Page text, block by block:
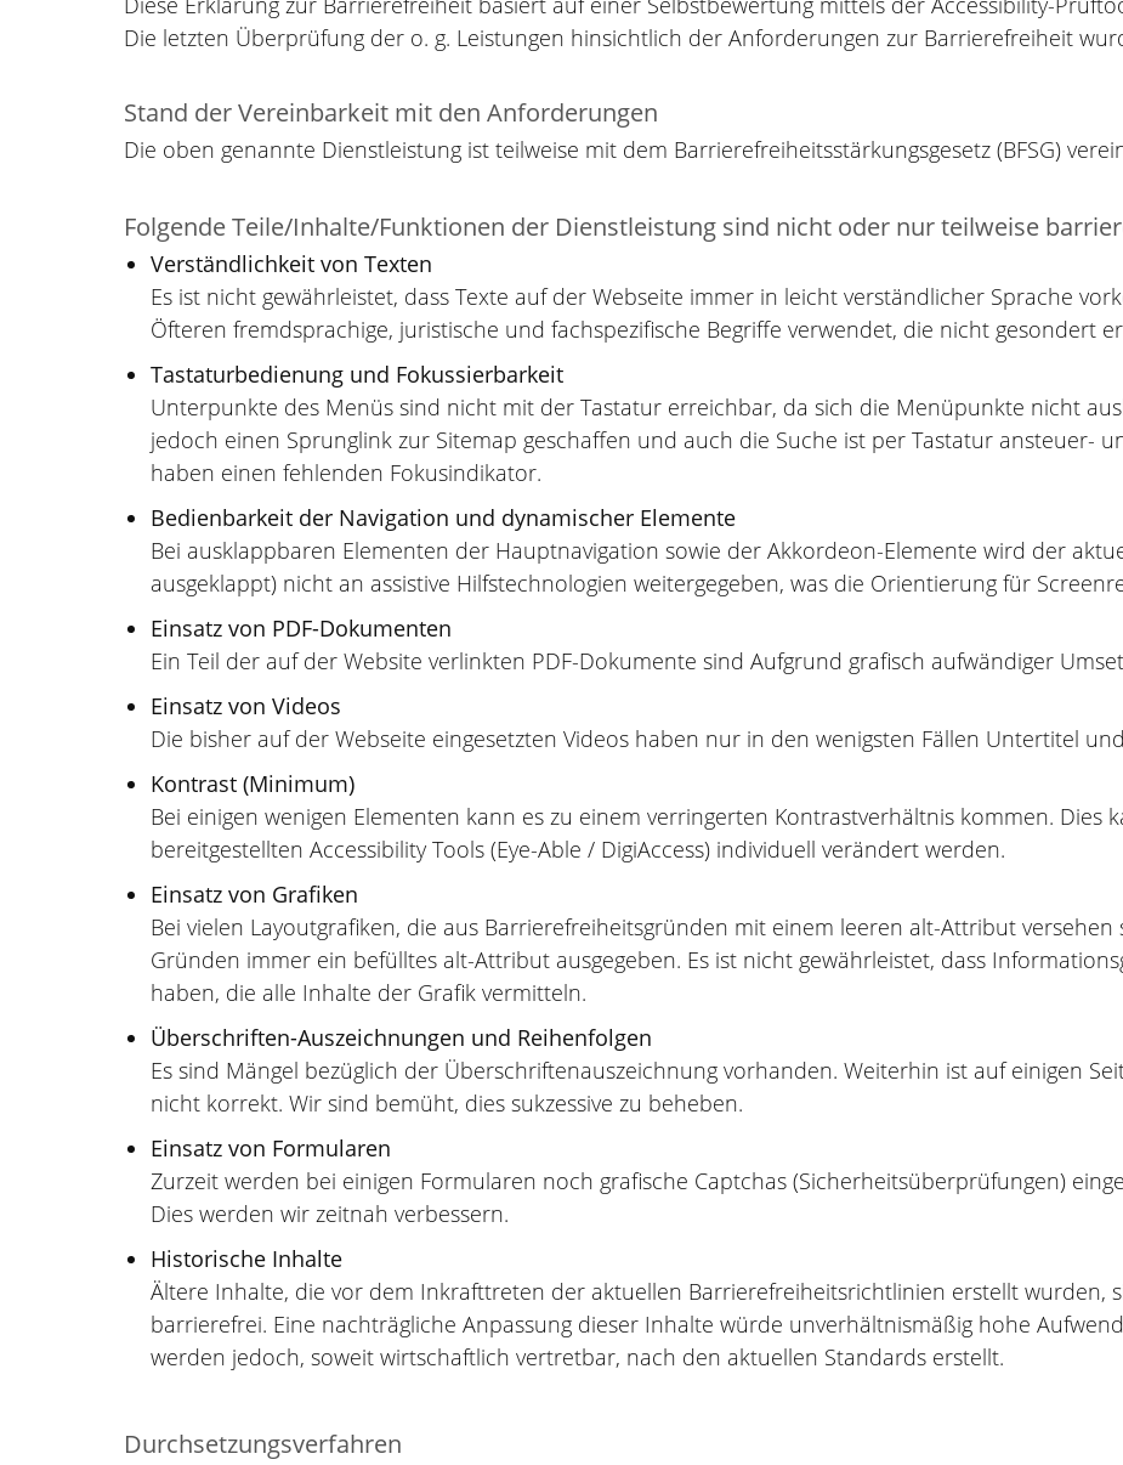
Die letzten Überprüfung der o. g. Leistungen hinsichtlich der Anforderungen zur Barrierefreiheit
Stand der Vereinbarkeit mit den Anforderungen
Die oben genannte Dienstleistung ist teilweise mit dem Barrierefreiheitsstärkungsgesetz (BFSG)
Folgende Teile/Inhalte/Funktionen der Dienstleistung sind nicht oder nur teilweise
Verständlichkeit von Texten
Es ist nicht gewährleistet, dass Texte auf der Webseite immer in leicht verständlicher Sprache
Öfteren fremdsprachige, juristische und fachspezifische Begriffe verwendet, die nicht gesondert
Tastaturbedienung und Fokussierbarkeit
Unterpunkte des Menüs sind nicht mit der Tastatur erreichbar, da sich die Menüpunkte nicht
jedoch einen Sprunglink zur Sitemap geschaffen und auch die Suche ist per Tastatur ansteuer-
haben einen fehlenden Fokusindikator.
Bedienbarkeit der Navigation und dynamischer Elemente
Bei ausklappbaren Elementen der Hauptnavigation sowie der Akkordeon-Elemente wird der
ausgeklappt) nicht an assistive Hilfstechnologien weitergegeben, was die Orientierung für
Einsatz von PDF-Dokumenten
Ein Teil der auf der Website verlinkten PDF-Dokumente sind Aufgrund grafisch aufwändiger
Einsatz von Videos
Die bisher auf der Webseite eingesetzten Videos haben nur in den wenigsten Fällen Untertitel
Kontrast (Minimum)
Bei einigen wenigen Elementen kann es zu einem verringerten Kontrastverhältnis kommen. Dies
bereitgestellten Accessibility Tools (Eye-Able / DigiAccess) individuell verändert werden.
Einsatz von Grafiken
Bei vielen Layoutgrafiken, die aus Barrierefreiheitsgründen mit einem leeren alt-Attribut
Gründen immer ein befülltes alt-Attribut ausgegeben. Es ist nicht gewährleistet, dass
haben, die alle Inhalte der Grafik vermitteln.
Überschriften-Auszeichnungen und Reihenfolgen
Es sind Mängel bezüglich der Überschriftenauszeichnung vorhanden. Weiterhin ist auf einigen
nicht korrekt. Wir sind bemüht, dies sukzessive zu beheben.
Einsatz von Formularen
Zurzeit werden bei einigen Formularen noch grafische Captchas (Sicherheitsüberprüfungen)
Dies werden wir zeitnah verbessern.
Historische Inhalte
Ältere Inhalte, die vor dem Inkrafttreten der aktuellen Barrierefreiheitsrichtlinien erstellt wurden,
barrierefrei. Eine nachträgliche Anpassung dieser Inhalte würde unverhältnismäßig hohe
werden jedoch, soweit wirtschaftlich vertretbar, nach den aktuellen Standards erstellt.
Durchsetzungsverfahren